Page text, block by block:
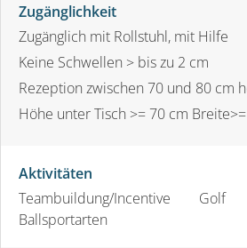
Zugänglichkeit
Zugänglich mit Rollstuhl, mit Hilfe
Keine Schwellen > bis zu 2 cm
Rezeption zwischen 70 und 80 cm
Höhe unter Tisch >= 70 cm
Aktivitäten
Teambuildung/Incentive
Ballsportarten
Golf